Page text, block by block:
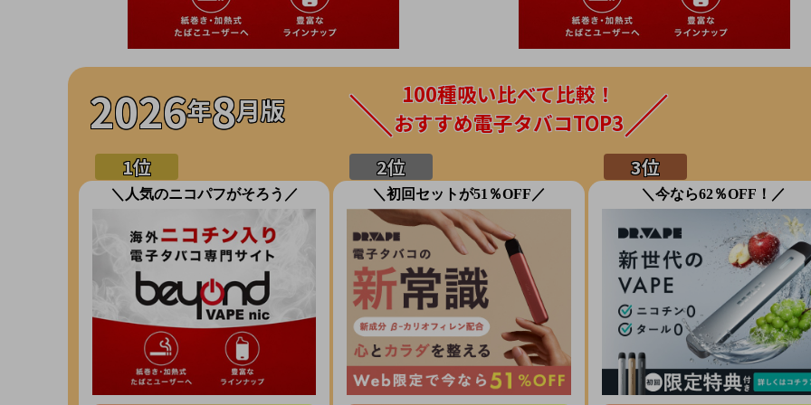
2026年8月版
100種吸い比べて比較！
おすすめ電子タバコTOP3
＼人気のニコパフがそろう／ ＼初回セットが51％OFF／ ＼今なら62％OFF！／